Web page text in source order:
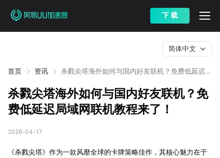
下 载
首页 资讯
杀戮尖塔海外如何与国内好友联机？免费低延迟局
简体中文
杀戮尖塔海外如何与国内好友联机？免
费低延迟局域网联机教程来了！
2026-04-17
《杀戮尖塔》作为一款风靡全球的卡牌策略佳作，其核心魅力在于